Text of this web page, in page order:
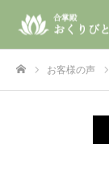
お客様の声